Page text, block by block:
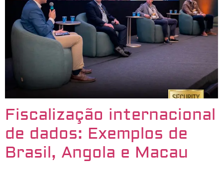
Fiscalização internacional
de dados: Exemplos de
Brasil, Angola e Macau